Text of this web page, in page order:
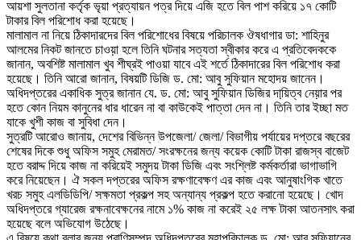
আয়শা সুলতানা কর্তৃক ভৃয়া প্রত্যায়ন পত্র দিয়ে এজি হতে বিল পাশ করিয়ে ১৭ কোটি
টাকার বিল পরিশোধ করা হয়েছে।
মালামাল না নিয়ে ঠিকাদারদের বিল পরিশোধের বিষয়ে পরিচালক ঔষধাগার ডা: শাহিনুর
আলমের নিকট জানতে চাওয়়া হলে তিনি ঘটনার সত্যতা স্বীকার করে এ প্রতিবেদককে
জানান, অবশিষ্ট মালামাল খুব শীঘ্রই পাওয়া যাবে এই শর্তে ঠিকাদারের বিল পরিশোধ করা
হয়েছে। তিনি আরো জানান, বিষয়টি ডিজি ড. মো: আবু সুফিয়ান মহোদয় জানেন।
অধিদপ্তরের একাধিক সুত্র জানান যে. ড. মো: আবু সুফিয়ান ডিজির দায়ি়ত্ব নেয়়ার পর
হতে কোন নিয়ম কানুনের ধার ধারেন না বা কাউকেই পাত্তা দেন না। তিনি তার ইচ্ছা মত
যাকে খুশী কাজ বা সুবিধা দেন।
সুত্রটি আরোও জানায়, দেশের বিভিন্ন উপজেলা/ জেলা/ বিভাগীয় পর্যায়ের দপ্তরে বছরের
শেষের দিকে শুধু অফিস সমুহ মেরামত/ সংরক্ষনের জন্য কয়েক কোটি টাকা রাজস্ব বাজেট
হতে বরাদ্দ দিয়ে কাজ না করিয়েই সমুদয় টাকা ডিজি এবং সংশ্লিষ্ট কর্মকর্তারা ভাগাভাগি
করে নিয়েছেন। ঐ সকল দপ্তরের অফিস রক্ষণাবেক্ষণ এর কাজ এবং আনুষাংগিক খাতে
খরচ সমুহ এলডিডিপি/ সক্ষমতা প্রকল্প সহ অন্যান্য প্রকল্প হতে করানো হয়েছে। খোদ
অধিদপ্তরে গ্যারেজ রক্ষনাবেক্ষনের নামে ১% কাজ না করেই ২৫ লক্ষ টাকা আতনসাৎ করা
হয়েছে বলে অভিযোগ উঠেছে।